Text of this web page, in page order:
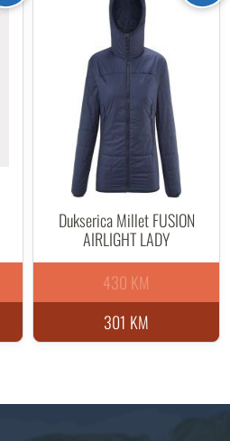
Dukserica Millet FUSION
AIRLIGHT LADY
301 KM
430 KM